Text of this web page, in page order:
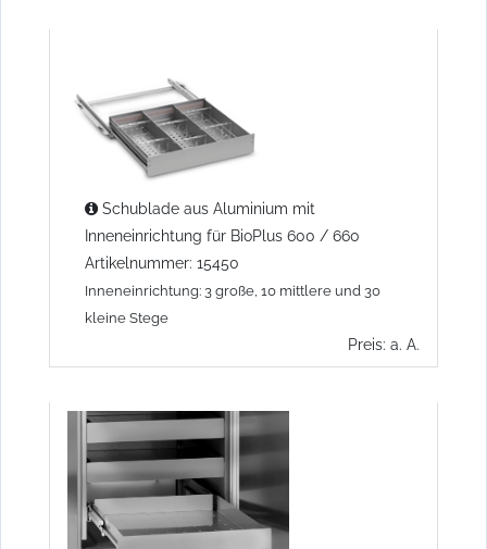
Schublade aus Aluminium mit
Inneneinrichtung für BioPlus 600 / 660
Artikelnummer: 15450
Inneneinrichtung: 3 große, 10 mittlere und 30
kleine Stege
Preis: a. A.